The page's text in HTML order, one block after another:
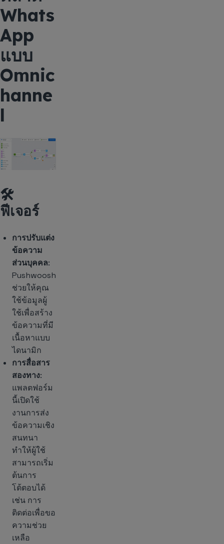
Whats
App
แบบ
Omnic
hanne
l
🛠️
ฟีเจอร์
การปรับแต่ง
ข้อความ
ส่วนบุคคล:
Pushwoosh
ช่วยให้คุณ
ใช้ข้อมูลผู้
ใช้เพื่อสร้าง
ข้อความที่มี
เนื้อหาแบบ
ไดนามิก
การสื่อสาร
สองทาง:
แพลตฟอร์ม
นี้เปิดใช้
งานการส่ง
ข้อความเชิง
สนทนา
ทำให้ผู้ใช้
สามารถเริ่ม
ต้นการ
โต้ตอบได้
เช่น การ
ติดต่อเพื่อขอ
ความช่วย
เหลือ